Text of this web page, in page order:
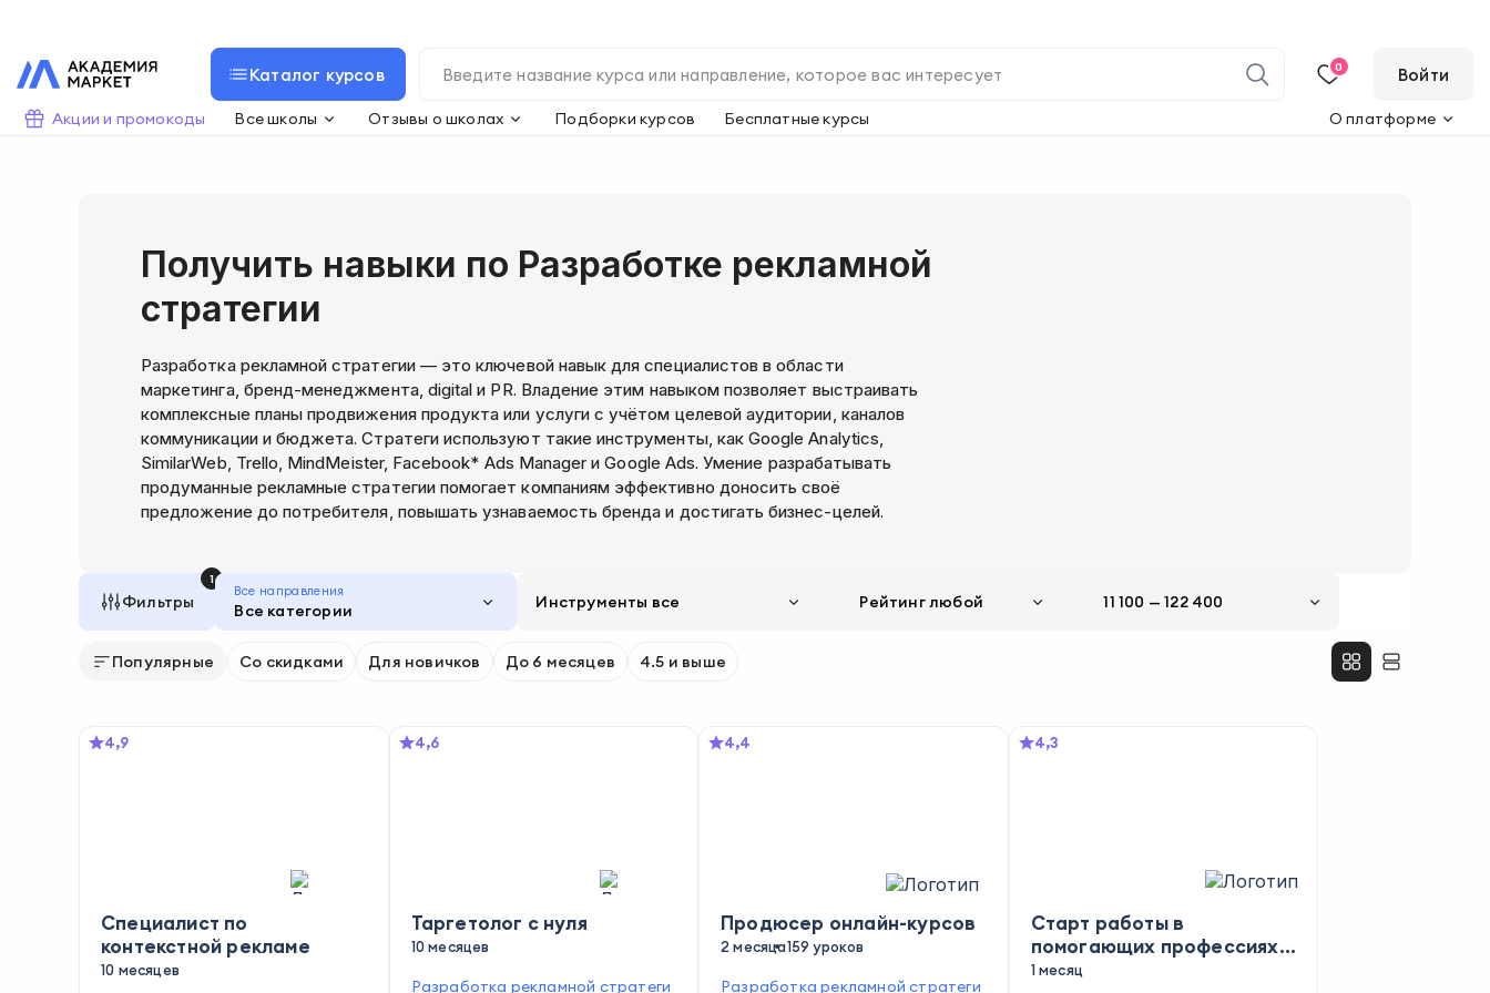
Каталог курсов 0 Войти
Акции и промокоды Все школы Отзывы о школах Подборки курсов Бесплатные курсы О платформе
Получить навыки по Разработке рекламной
стратегии
Разработка рекламной стратегии — это ключевой навык для специалистов в области
маркетинга, бренд-менеджмента, digital и PR. Владение этим навыком позволяет выстраивать
комплексные планы продвижения продукта или услуги с учётом целевой аудитории, каналов
коммуникации и бюджета. Стратеги используют такие инструменты, как Google Analytics,
SimilarWeb, Trello, MindMeister, Facebook* Ads Manager и Google Ads. Умение разрабатывать
продуманные рекламные стратегии помогает компаниям эффективно доносить своё
предложение до потребителя, повышать узнаваемость бренда и достигать бизнес-целей.
Фильтры
1
Все направления
Все категории Инструменты все Рейтинглюбой 11 100 — 122 400
Популярные Со скидками Для новичков До 6 месяцев 4.5 и выше
4,9
Специалист по
контекстной рекламе
10 месяцев
4,6
Таргетолог с нуля
10 месяцев
Разработка рекламной стратеги
4,4
Продюсер онлайн-курсов
2 месяца159 уроков
Разработка рекламной стратеги
4,3
Старт работы в
помогающих профессиях:
как найти клиентов
1 месяц